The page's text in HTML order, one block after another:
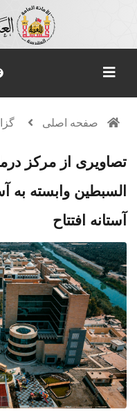
صفحه اصلی
تصاویری از مرکز
السبطین وابسته
آستانه افتتاح